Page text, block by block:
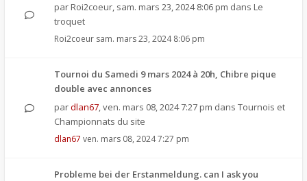
par Roi2coeur, sam. mars 23, 2024 8:06 pm dans Le
troquet
Roi2coeur sam. mars 23, 2024 8:06 pm
Tournoi du Samedi 9 mars 2024 à 20h, Chibre pique
double avec annonces
pardlan67,ven. mars 08, 2024 7:27 pm dans Tournois et
Championnats du site
dlan67 ven. mars 08, 2024 7:27 pm
Probleme bei der Erstanmeldung. can I ask you